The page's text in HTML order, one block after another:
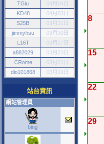
TGiu
04月04日
KD48
04月03日
S25B
03月31日
jimmyhsu
03月30日
L16T
03月27日
a882029
03月23日
CRome
03月21日
dio101868
03月19日
站台資訊
網站管理員
bing
8
15
22
29